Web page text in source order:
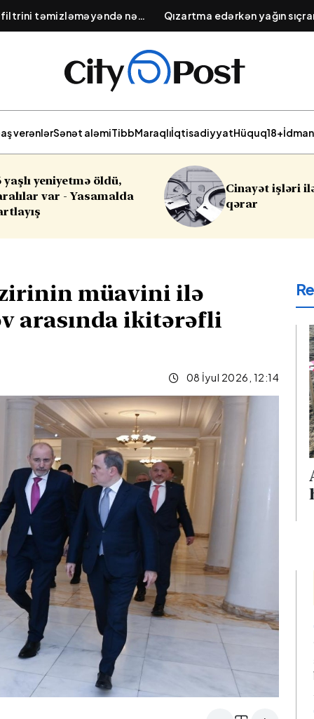
təmizləməyəndə nə
sərfiyyatının artması və
Qızartma edərkən yağın
yolu: Tavaya atılacaq 1
verənlərSənət aləmiTibbMaraqlıİqtisadiyyatHüquq18+İdman
Cinayət işləri ilə bağlı vacib
qərar
müavini ilə
arasında ikitərəfli
08 İyul 2026, 12:14
edən iki
Ağdərədə mina
hadisəsi baş verib